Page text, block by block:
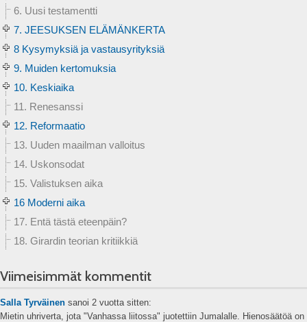
6. Uusi testamentti
7. JEESUKSEN ELÄMÄNKERTA
8 Kysymyksiä ja vastausyrityksiä
9. Muiden kertomuksia
10. Keskiaika
11. Renesanssi
12. Reformaatio
13. Uuden maailman valloitus
14. Uskonsodat
15. Valistuksen aika
16 Moderni aika
17. Entä tästä eteenpäin?
18. Girardin teorian kritiikkiä
Viimeisimmät kommentit
Salla Tyrväinen sanoi 2 vuotta sitten:
Mietin uhriverta, jota "Vanhassa liitossa" juotettiin Jumalalle. Hienosäätöä on